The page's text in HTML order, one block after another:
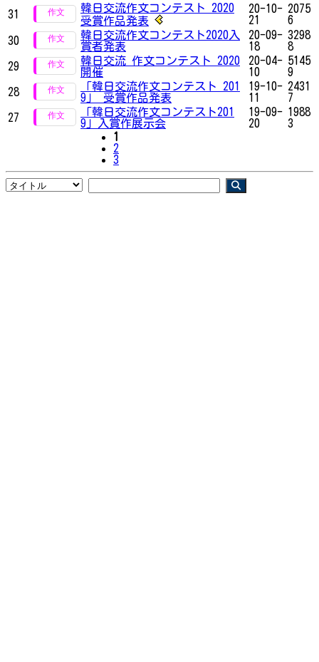
31
韓日交流作文コンテスト 2020
受賞作品発表
20-10-
21
2075
6
30
韓日交流作文コンテスト2020入
賞者発表
20-09-
18
3298
8
29
韓日交流 作文コンテスト 2020
開催
20-04-
10
5145
9
28
「韓日交流作文コンテスト 201
9」 受賞作品発表
19-10-
11
2431
7
27
「韓日交流作文コンテスト201
9」入賞作展示会
19-09-
20
1988
3
1
2
3